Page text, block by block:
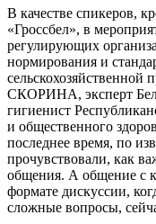
В качестве спикеров,
«Гроссбел», в
регулирующих
нормирования и
СКОРИНА, эксперт
гигиенист
и общественного
последнее время, по
прочувствовали, как
общения. А общение с
формате дискуссии,
сложные вопросы,